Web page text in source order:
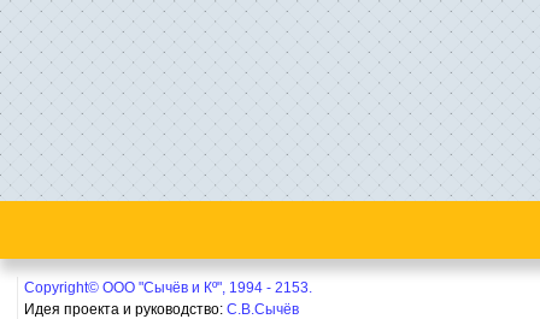
Copyright© ООО "Сычёв и Кº", 1994 - 2153.
Идея проекта и руководство: С.В.Сычёв